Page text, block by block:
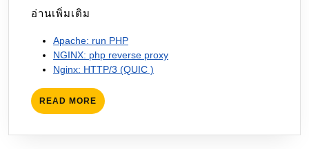
อ่านเพิ่มเติม
Apache: run PHP
NGINX: php reverse proxy
Nginx: HTTP/3 (QUIC )
READ MORE READ
MORE